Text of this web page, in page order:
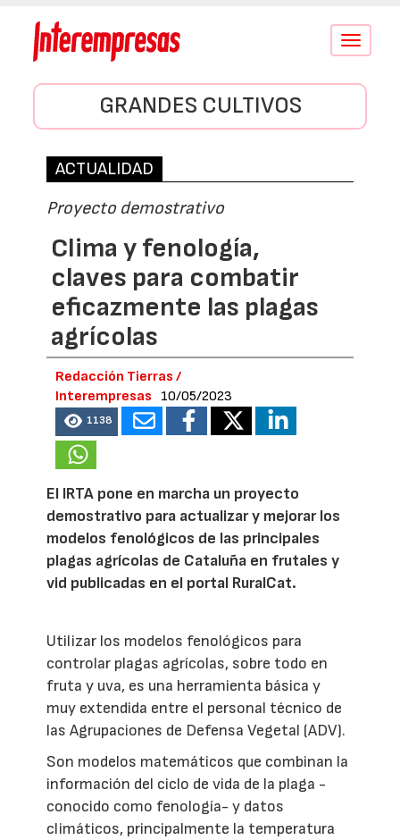
Conmutar
GRANDES CULTIVOS
ACTUALIDAD
Proyecto demostrativo
Clima y fenología,
claves para combatir
eficazmente las plagas
agrícolas
Redacción Tierras /
Interempresas
10/05/2023
1138
El IRTA pone en marcha un proyecto
demostrativo para actualizar y mejorar los
modelos fenológicos de las principales
plagas agrícolas de Cataluña en frutales y
vid publicadas en el portal RuralCat.
Utilizar los modelos fenológicos para
controlar plagas agrícolas, sobre todo en
fruta y uva, es una herramienta básica y
muy extendida entre el personal técnico de
las Agrupaciones de Defensa Vegetal (ADV).
Son modelos matemáticos que combinan la
información del ciclo de vida de la plaga -
conocido como fenología- y datos
climáticos, principalmente la temperatura